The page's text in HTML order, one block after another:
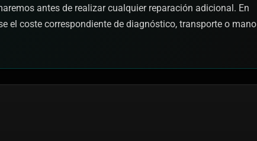
antes de realizar cualquier reparación adicional. En
el coste correspondiente de diagnóstico, transporte o mano